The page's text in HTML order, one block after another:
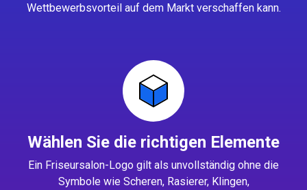
Wettbewerbsvorteil auf dem Markt verschaffen kann.
Wählen Sie die richtigen Elemente
Ein Friseursalon-Logo gilt als unvollständig ohne die
Symbole wie Scheren, Rasierer, Klingen,